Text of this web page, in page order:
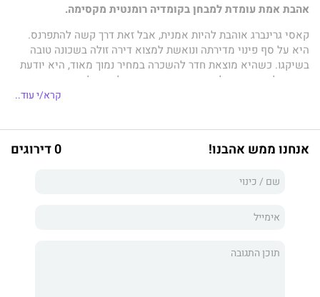
אהבת אמת עומדת למבחן בקומדיה רומנטית מקסימה.
קאסי גרינברג אוהבת להיות אמנית, אבל זאת דרך קשה להתפרנס.
היא על סף פינוי מדירתה ונואשת למצוא דירה זולה בשכונה טובה
בשיקגו. כשהיא מוצאת חדר להשכרה במחיר נמוך מאוד, היא יודעת
שחייב להיות כאן מלכוד – רק מישהו שיש לו סוד להסתיר ישכיר
יצא מרומן היסטורי. הוא גם משאיר לקאסי פתקים ממיסי לב,
במקרים הנדירים ששניהם בבית וערים. אבל כשקאסי מוצאת במקרר
השותף החדש והסקסי של קאסי הוא ערפד. ויש לו הצעה בשבילה.
קרא/י עוד..
אנחנו ממש אהבנו! 0 דירוגים